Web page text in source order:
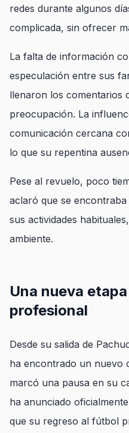
redes durante algunos
complicada, sin ofrecer
La falta de información
especulación entre sus
llenaron los comentarios
preocupación. La
comunicación cercana
lo que su repentina
Pese al revuelo, poco
aclaró que se
sus actividades
ambiente.
Una nueva
profesional
Desde su salida de
ha encontrado un nuevo
marcó una pausa en su
ha anunciado
que su regreso al fútbol